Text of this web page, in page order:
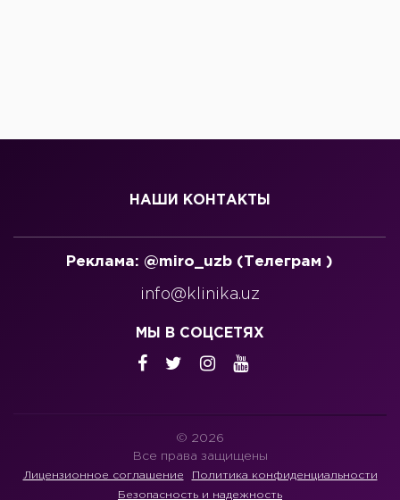
НАШИ КОНТАКТЫ
Реклама: @miro_uzb (Телеграм )
info@klinika.uz
МЫ В СОЦСЕТЯХ
© 2026
Все права защищены
Лицензионное соглашение
Политика конфиденциальности
Безопасность и надежность